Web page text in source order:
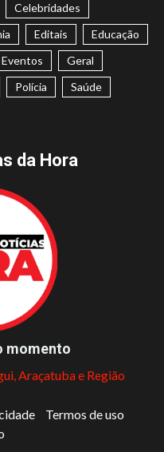
Celebridades
Editais
Educação
Eventos
Geral
Polícia
Saúde
da Hora
momento
Araçatuba e Região
Termos de uso